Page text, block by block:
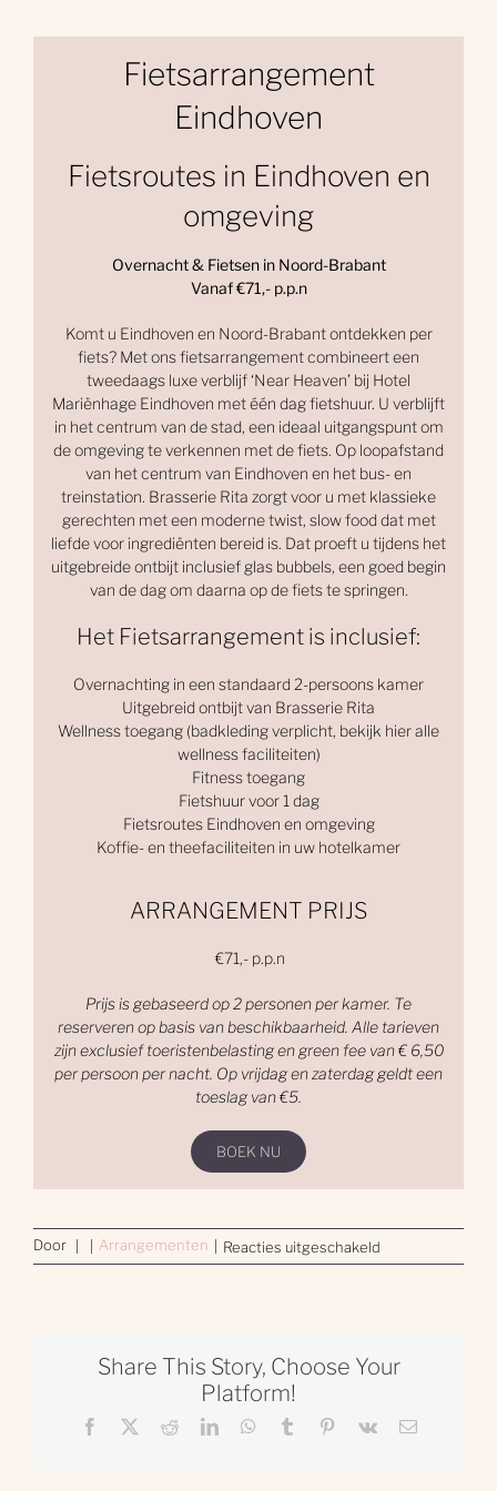
Fietsarrangement
Eindhoven
Fietsroutes in Eindhoven en
omgeving
Overnacht & Fietsen in Noord-Brabant
Vanaf €71,- p.p.n
Komt u Eindhoven en Noord-Brabant ontdekken per
fiets? Met ons fietsarrangement combineert een
tweedaags luxe verblijf ‘Near Heaven’ bij Hotel
Mariënhage Eindhoven met één dag fietshuur. U verblijft
in het centrum van de stad, een ideaal uitgangspunt om
de omgeving te verkennen met de fiets. Op loopafstand
van het centrum van Eindhoven en het bus- en
treinstation. Brasserie Rita zorgt voor u met klassieke
gerechten met een moderne twist, slow food dat met
liefde voor ingrediënten bereid is. Dat proeft u tijdens het
uitgebreide ontbijt inclusief glas bubbels, een goed begin
van de dag om daarna op de fiets te springen.
Het Fietsarrangement is inclusief:
Overnachting in een standaard 2-persoons kamer
Uitgebreid ontbijt van Brasserie Rita
Wellness toegang (badkleding verplicht, bekijk hier alle
wellness faciliteiten)
Fitness toegang
Fietshuur voor 1 dag
Fietsroutes Eindhoven en omgeving
Koffie- en theefaciliteiten in uw hotelkamer
ARRANGEMENT PRIJS
€71,- p.p.n
Prijs is gebaseerd op 2 personen per kamer. Te
reserveren op basis van beschikbaarheid. Alle tarieven
zijn exclusief toeristenbelasting en green fee van € 6,50
per persoon per nacht. Op vrijdag en zaterdag geldt een
toeslag van €5.
BOEK NU
Door Arrangementen Reacties uitgeschakeld
Share This Story, Choose Your
Platform!
Facebook RedditLinkedInWhatsApp
Tumblr Pinterest
Vk
E-